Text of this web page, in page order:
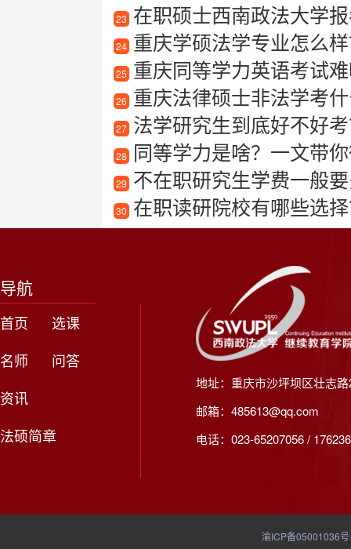
23 在职硕士西南政法大学
24 重庆学硕法学专业怎么样
25 重庆同等学力英语考试
26 重庆法律硕士非法学考
27 法学研究生到底好不好
28 同等学力是啥？一文带
29 不在职研究生学费一般
30 在职读研院校有哪些选
导航
首页
选课
名师
问答
资讯
法硕简章
地址：重庆市沙坪坝区壮志
邮箱：485613@qq.com
电话：023-65207056 /
渝ICP备05001036